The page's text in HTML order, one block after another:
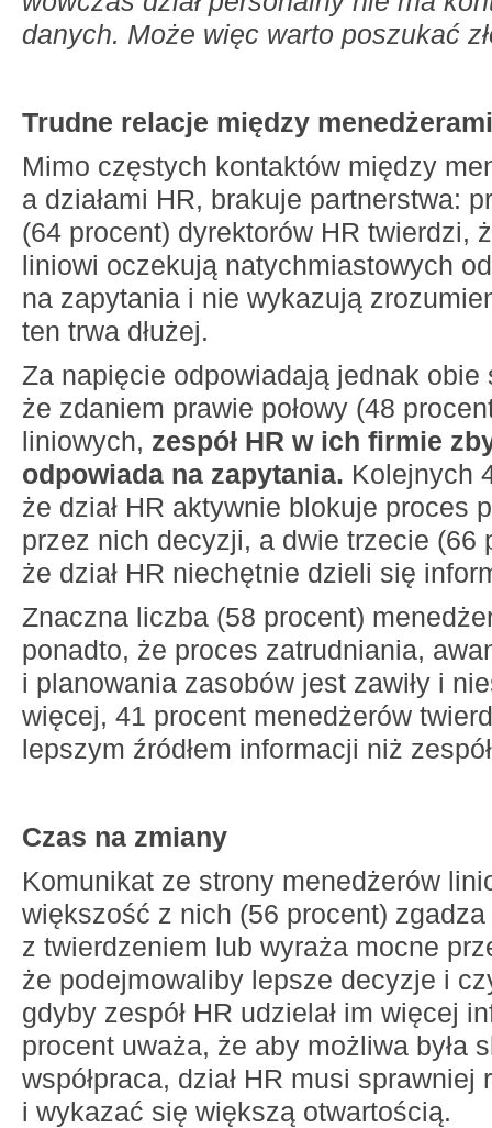
danych. Może więc warto poszukać
Trudne relacje między
Mimo częstych kontaktów między
a działami HR, brakuje partnerstwa:
(64 procent) dyrektorów HR twierdzi,
liniowi oczekują natychmiastowych
na zapytania i nie wykazują
ten trwa dłużej.
Za napięcie odpowiadają jednak obie
że zdaniem prawie połowy (48
liniowych, zespół HR w ich firmie
odpowiada na zapytania. Kolejnych
że dział HR aktywnie blokuje proces
przez nich decyzji, a dwie trzecie (66
że dział HR niechętnie dzieli się
Znaczna liczba (58 procent)
ponadto, że proces zatrudniania,
i planowania zasobów jest zawiły i
więcej, 41 procent menedżerów
lepszym źródłem informacji niż
Czas na zmiany
Komunikat ze strony menedżerów
większość z nich (56 procent)
z twierdzeniem lub wyraża mocne
że podejmowaliby lepsze decyzje i
gdyby zespół HR udzielał im więcej
procent uważa, że aby możliwa była
współpraca, dział HR musi sprawniej
i wykazać się większą otwartością.